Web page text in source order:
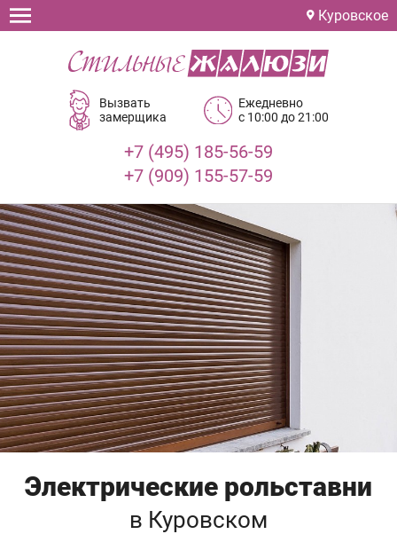
Куровское
Вызвать
замерщика
Ежедневно
с 10:00 до 21:00
+7 (495) 185-56-59
+7 (909) 155-57-59
Электрические рольставни
в Куровском